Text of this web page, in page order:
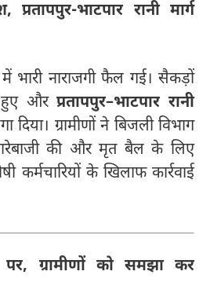
प्रतापपुर-भाटपार रानी मार्ग
में भारी नाराजगी फैल गई। सैकड़ों
हुए औरप्रतापपुर–भाटपार रानी
दिया। ग्रामीणों ने बिजली विभाग
की और मृत बैल के लिए
कर्मचारियों के खिलाफ कार्रवाई
ग्रामीणों को समझा कर